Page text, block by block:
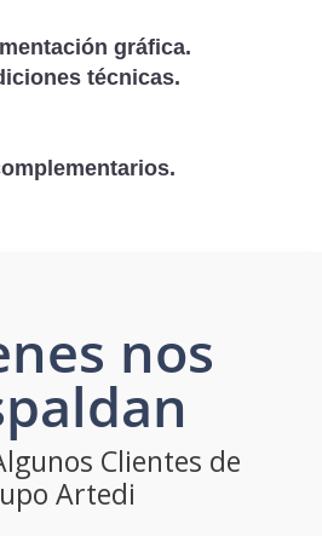
gráfica.
técnicas.
nos
Clientes de
Artedi